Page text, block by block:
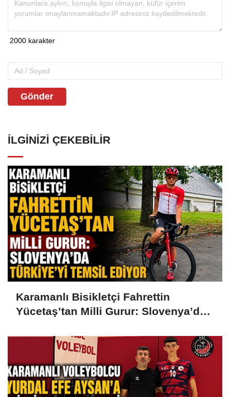
Gönder
İLGINIZI ÇEKEBILIR
Karamanlı Bisikletçi Fahrettin
Yücetaş’tan Milli Gurur: Slovenya’da